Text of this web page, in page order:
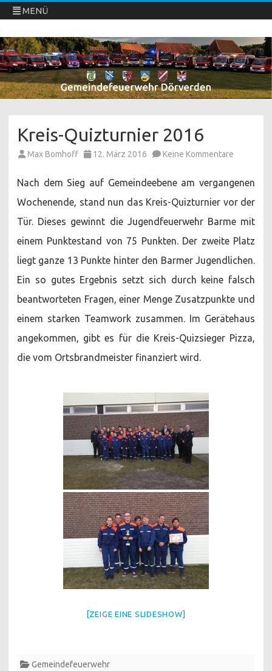
MENÜ
Freiwillige Feuerwehren Dörverden
Direkt
zum
Inhalt
springen
Kreis-Quizturnier 2016
Max Bomhoff 12. März 2016 Keine Kommentare
2016
Nach dem Sieg auf Gemeindeebene am vergangenen
Wochenende, stand nun das Kreis-Quizturnier vor der
Tür. Dieses gewinnt die Jugendfeuerwehr Barme mit
einem Punktestand von 75 Punkten. Der zweite Platz
liegt ganze 13 Punkte hinter den Barmer Jugendlichen.
Ein so gutes Ergebnis setzt sich durch keine falsch
beantworteten Fragen, einer Menge Zusatzpunkte und
einem starken Teamwork zusammen. Im Gerätehaus
angekommen, gibt es für die Kreis-Quizsieger Pizza,
die vom Ortsbrandmeister finanziert wird.
[ZEIGE EINE SLIDESHOW]
Gemeindefeuerwehr